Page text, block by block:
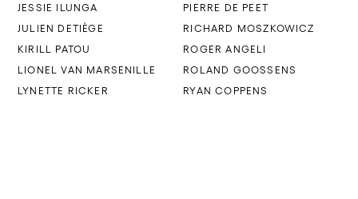
JESSIE ILUNGA
JULIEN DETIÈGE
KIRILL PATOU
LIONEL VAN MARSENILLE
LYNETTE RICKER
PIERRE DE PEET
RICHARD MOSZKOWICZ
ROGER ANGELI
ROLAND GOOSSENS
RYAN COPPENS